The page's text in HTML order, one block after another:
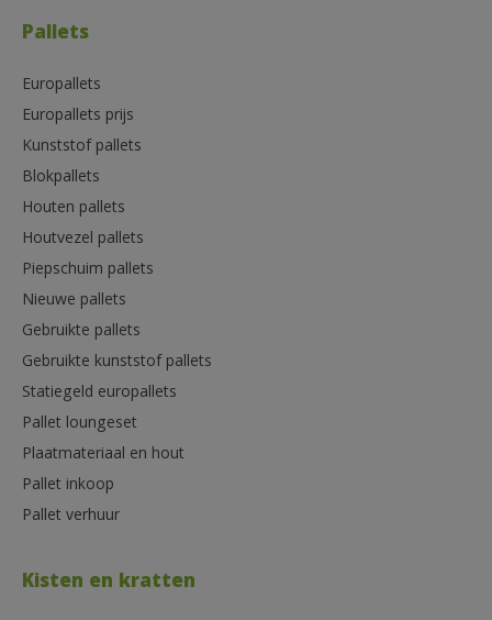
Pallets
Europallets
Europallets prijs
Kunststof pallets
Blokpallets
Houten pallets
Houtvezel pallets
Piepschuim pallets
Nieuwe pallets
Gebruikte pallets
Gebruikte kunststof pallets
Statiegeld europallets
Pallet loungeset
Plaatmateriaal en hout
Pallet inkoop
Pallet verhuur
Kisten en kratten